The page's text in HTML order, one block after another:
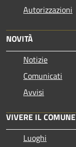
Autorizzazioni
NOVITÀ
Notizie
Comunicati
Avvisi
VIVERE IL COMUNE
Luoghi